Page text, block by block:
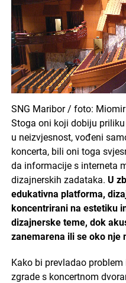
SNG Maribor / foto:
Stoga oni koji dobiju
u neizvjesnost, vođeni
koncerta, bili oni toga
da informacije s interneta
dizajnerskih zadataka. U
edukativna platforma,
koncentrirani na estetiku
dizajnerske teme, dok
zanemarena ili se oko nje
Kako bi prevladao
zgrade s koncertnom